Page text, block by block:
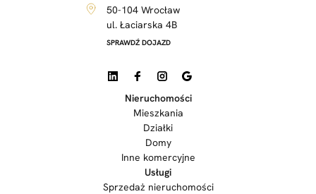
50-104 Wrocław
ul. Łaciarska 4B
SPRAWDŹ DOJAZD
Nieruchomości
Mieszkania
Działki
Domy
Inne komercyjne
Usługi
Sprzedaż nieruchomości